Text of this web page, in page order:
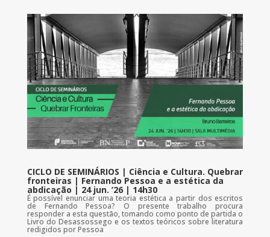
CICLO DE SEMINÁRIOS | Ciência e Cultura. Quebrar
fronteiras | Fernando Pessoa e a estética da
abdicação | 24 jun. ’26 | 14h30
É possível enunciar uma teoria estética a partir dos escritos
de Fernando Pessoa? O presente trabalho procura
responder a esta questão, tomando como ponto de partida o
Livro do Desassossego e os textos teóricos sobre literatura
redigidos por Pessoa